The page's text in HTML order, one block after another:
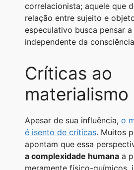
correlacionista; aquele que
relação entre sujeito e
especulativo busca pensar
independente da
Críticas ao
materialismo
Apesar de sua influência, o
é isento de críticas. Muitos
apontam que essa
a complexidade humana a